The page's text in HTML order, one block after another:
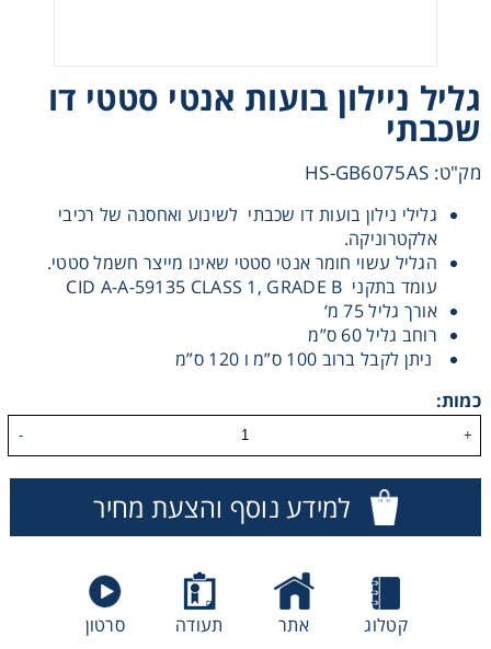
גליל ניילון בועות אנטי סטטי דו
שכבתי
מק"ט: HS-GB6075AS
גלילי נילון בועות דו שכבתי לשינוע ואחסנה של רכיבי
אלקטרוניקה.
הגליל עשוי חומר אנטי סטטי שאינו מייצר חשמל סטטי.
עומד בתקני
אורך גליל 75 מ
‘
רוחב גליל 60 ס”מ
ניתן לקבל ברוב 100 ס”מ ו 120 ס”מ
כמות:
+
-
למידע נוסף והצעת מחיר
קטלוג אתר תעודה סרטון
Microscopy
Pumps
Sample Preparation
Shaking & Stirring
Storage
Washing
Lab Essentials